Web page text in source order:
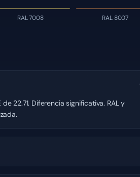
RAL 7008 RAL 8007
22.71. Diferencia significativa. RAL y